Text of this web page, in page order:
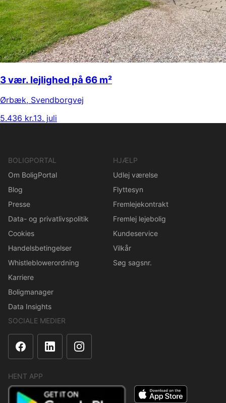
3 vær. lejlighed på 66 m²
Ørbæk, Svendborgvej
5.436 kr.13. juli
BOLIGPORTAL
Om BoligPortal
Blog
Presse
Data- og privatlivspolitik
Cookies
Handelsbetingelser
Whistleblowerordning
Karriere
Boligmanager
Data Insights
HJÆLP
Udlej værelse
Flyttesyn
Fremlejekontrakt
Fremlej lejebolig
Kundeservice
Vilkår
Søg sagsnr.
SOCIALE MEDIER
HENT APP